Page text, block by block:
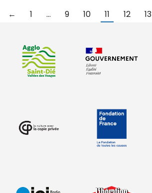
← 1 … 9 10 11 12 13